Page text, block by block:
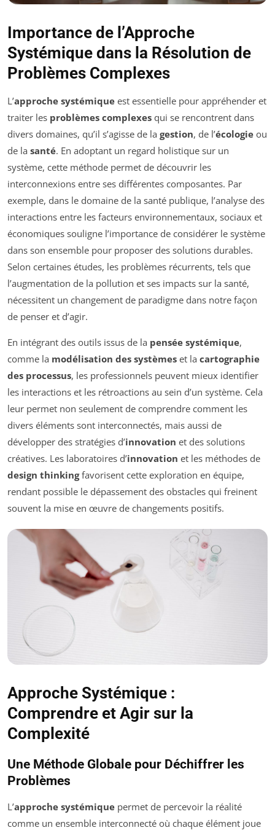
Importance de l’Approche
Systémique dans la Résolution de
Problèmes Complexes
L’approche systémique est essentielle pour appréhender et
traiter les problèmes complexes qui se rencontrent dans
divers domaines, qu’il s’agisse de la gestion, de l’écologie ou
de la santé. En adoptant un regard holistique sur un
système, cette méthode permet de découvrir les
interconnexions entre ses différentes composantes. Par
exemple, dans le domaine de la santé publique, l’analyse des
interactions entre les facteurs environnementaux, sociaux et
économiques souligne l’importance de considérer le système
dans son ensemble pour proposer des solutions durables.
Selon certaines études, les problèmes récurrents, tels que
l’augmentation de la pollution et ses impacts sur la santé,
nécessitent un changement de paradigme dans notre façon
de penser et d’agir.
En intégrant des outils issus de la pensée systémique,
comme la modélisation des systèmes et la cartographie
des processus, les professionnels peuvent mieux identifier
les interactions et les rétroactions au sein d’un système. Cela
leur permet non seulement de comprendre comment les
divers éléments sont interconnectés, mais aussi de
développer des stratégies d’innovation et des solutions
créatives. Les laboratoires d’innovation et les méthodes de
design thinkingfavorisent cette exploration en équipe,
rendant possible le dépassement des obstacles qui freinent
souvent la mise en œuvre de changements positifs.
Approche Systémique :
Comprendre et Agir sur la
Complexité
Une Méthode Globale pour Déchiffrer les
Problèmes
L’approche systémique permet de percevoir la réalité
comme un ensemble interconnecté où chaque élément joue